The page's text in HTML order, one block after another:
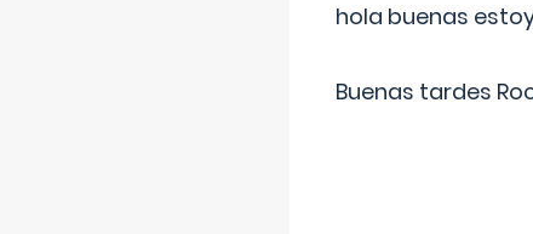
hola buenas
Buenas tardes